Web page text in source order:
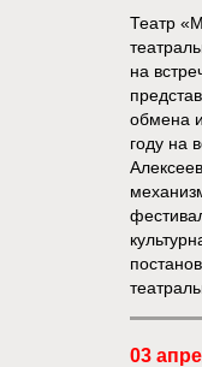
Театр
на
обмена
году на
03